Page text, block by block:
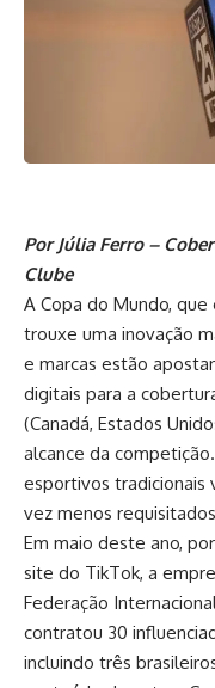
Por Júlia Ferro –
Clube
A Copa do Mundo, que
trouxe uma inovação
e marcas estão
digitais para a
(Canadá, Estados
alcance da
esportivos tradicionais
vez menos
Em maio deste ano,
site do TikTok, a
Federação
contratou 30
incluindo três